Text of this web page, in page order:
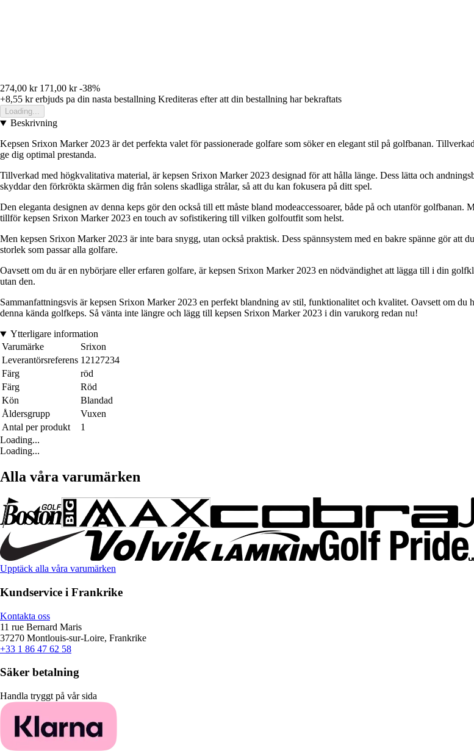
274,00 kr 171,00 kr -38%
+8,55 krerbjuds pa din nasta bestallning Krediteras efter att din bestallning har bekraftats
Loading...
Beskrivning
Kepsen Srixon Marker 2023 är det perfekta valet för passionerade golfare som söker en elegant stil på golfbanan.
ge dig optimal prestanda.
Tillverkad med högkvalitativa material, är kepsen Srixon Marker 2023 designad för att hålla länge. Dess lätta och
skyddar den förkrökta skärmen dig från solens skadliga strålar, så att du kan fokusera på ditt spel.
Den eleganta designen av denna keps gör den också till ett måste bland modeaccessoarer, både på och utanför
tillför kepsen Srixon Marker 2023 en touch av sofistikering till vilken golfoutfit som helst.
Men kepsen Srixon Marker 2023 är inte bara snygg, utan också praktisk. Dess spännsystem med en bakre spänne gör
storlek som passar alla golfare.
Oavsett om du är en nybörjare eller erfaren golfare, är kepsen Srixon Marker 2023 en nödvändighet att lägga till i din
utan den.
Sammanfattningsvis är kepsen Srixon Marker 2023 en perfekt blandning av stil, funktionalitet och kvalitet. Oavsett om du
denna kända golfkeps. Så vänta inte längre och lägg till kepsen Srixon Marker 2023 i din varukorg redan nu!
Ytterligare information
Varumärke
Srixon
Leverantörsreferens 12127234
Färg
röd
Färg
Röd
Kön
Blandad
Åldersgrupp
Vuxen
Antal per produkt
1
Loading...
Loading...
Alla våra varumärken
Upptäck alla våra varumärken
Kundservice i Frankrike
Kontakta oss
11 rue Bernard Maris
37270 Montlouis-sur-Loire, Frankrike
+33 1 86 47 62 58
Säker betalning
Handla tryggt på vår sida